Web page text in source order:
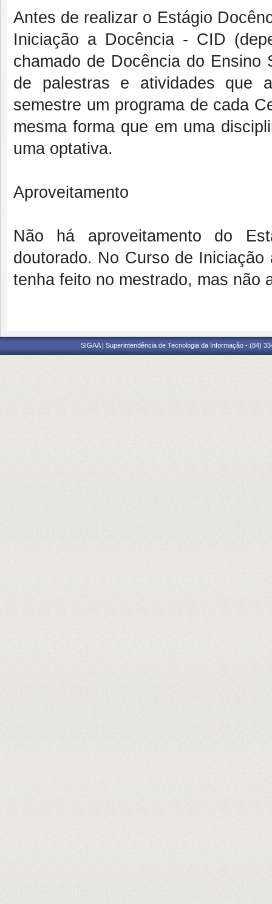
Antes de realizar o Estágio
Iniciação a Docência - CID
chamado de Docência do Ensino
de palestras e atividades que
semestre um programa de cada
mesma forma que em uma
uma optativa.
Aproveitamento
Não há aproveitamento do
doutorado. No Curso de
tenha feito no mestrado, mas não
SIGAA | Superintendência de Tecnologia da Informação - (84)